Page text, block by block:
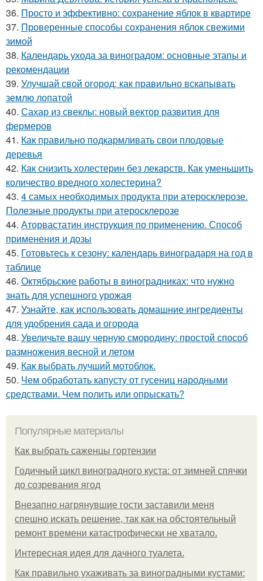
36. Просто и эффективно: сохранение яблок в квартире
37. Проверенные способы сохранения яблок свежими
зимой
38. Календарь ухода за виноградом: основные этапы и
рекомендации
39. Улучшай свой огород: как правильно вскапывать
землю лопатой
40. Сахар из свеклы: новый вектор развития для
фермеров
41. Как правильно подкармливать свои плодовые
деревья
42. Как снизить холестерин без лекарств. Как уменьшить
количество вредного холестерина?
43. 4 самых необходимых продукта при атеросклерозе.
Полезные продукты при атеросклерозе
44. Аторвастатин инструкция по применению. Способ
применения и дозы
45. Готовьтесь к сезону: календарь виноградаря на год в
таблице
46. Октябрьские работы в виноградниках: что нужно
знать для успешного урожая
47. Узнайте, как использовать домашние ингредиенты
для удобрения сада и огорода
48. Увеличьте вашу черную смородину: простой способ
размножения весной и летом
49. Как выбрать лучший мотоблок.
50. Чем обработать капусту от гусениц народными
средствами. Чем полить или опрыскать?
Популярные материалы
Как выбрать саженцы гортензии
Годичный цикл виноградного куста: от зимней спячки
до созревания ягод
Внезапно нагрянувшие гости заставили меня
спешно искать решение, так как на обстоятельный
ремонт времени катастрофически не хватало.
Интересная идея для дачного туалета.
Как правильно ухаживать за виноградными кустами: